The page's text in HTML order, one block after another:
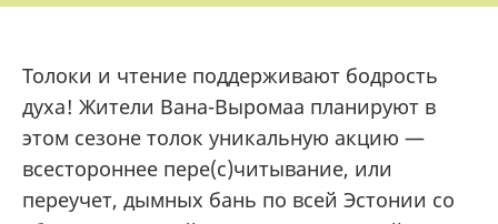
Толоки и чтение поддерживают бодрость
духа! Жители Вана-Выромаа планируют в
этом сезоне толок уникальную акцию —
всестороннее пере(с)читывание, или
переучет, дымных бань по всей Эстонии со